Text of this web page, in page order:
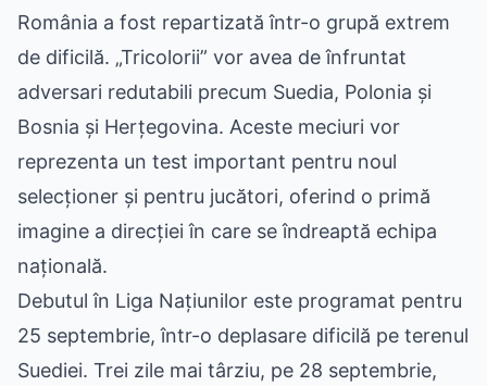
România a fost repartizată într-o grupă extrem
de dificilă. „Tricolorii” vor avea de înfruntat
adversari redutabili precum Suedia, Polonia și
Bosnia și Herțegovina. Aceste meciuri vor
reprezenta un test important pentru noul
selecționer și pentru jucători, oferind o primă
imagine a direcției în care se îndreaptă echipa
națională.
Debutul în Liga Națiunilor este programat pentru
25 septembrie, într-o deplasare dificilă pe terenul
Suediei. Trei zile mai târziu, pe 28 septembrie,